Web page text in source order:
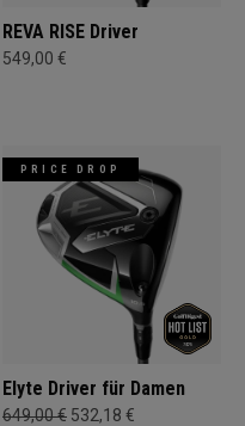
REVA RISE Driver
549,00 €
PRICE DROP
Elyte Driver für Damen
649,00 € 532,18 €